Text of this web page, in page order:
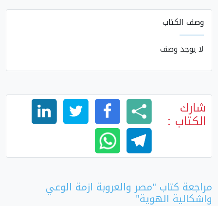
وصف الكتاب
لا يوجد وصف
شارك
الكتاب :
مراجعة كتاب "مصر والعروبة ازمة الوعي
واشكالية الهوية"